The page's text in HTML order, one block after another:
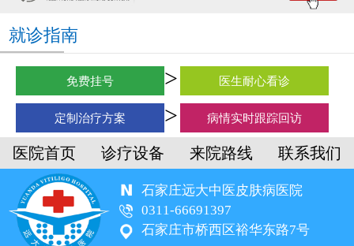
就诊指南
免费挂号 医生耐心看诊
定制治疗方案 病情实时跟踪回访
医院首页 诊疗设备 来院路线 联系我们
石家庄远大中医皮肤病医院
0311-66691397
石家庄市桥西区裕华东路7号